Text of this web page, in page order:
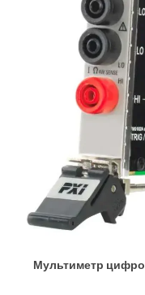
Мультиметр